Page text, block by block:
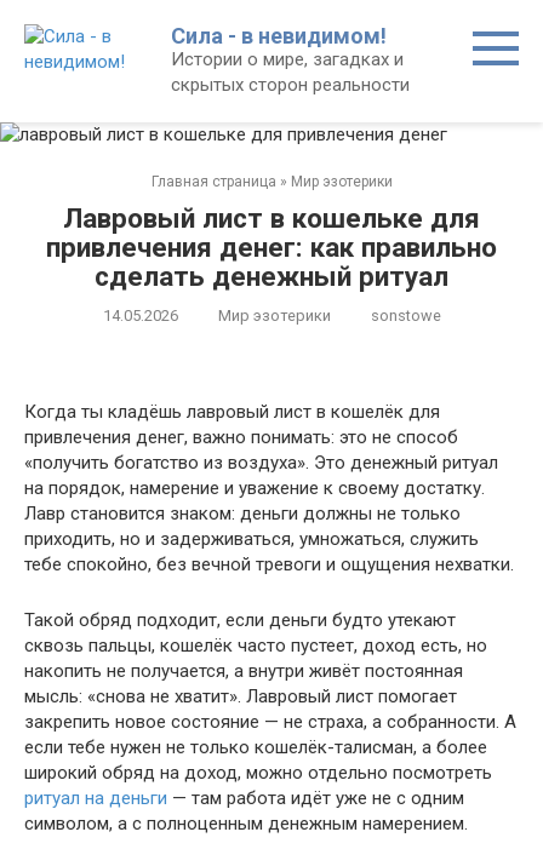
контенту
Сила - в невидимом!
Истории о мире, загадках и
скрытых сторон реальности
Главная страница » Мир эзотерики
Лавровый лист в кошельке для
привлечения денег: как правильно
сделать денежный ритуал
14.05.2026 Мир эзотерики sonstowe
Когда ты кладёшь лавровый лист в кошелёк для
привлечения денег, важно понимать: это не способ
«получить богатство из воздуха». Это денежный ритуал
на порядок, намерение и уважение к своему достатку.
Лавр становится знаком: деньги должны не только
приходить, но и задерживаться, умножаться, служить
тебе спокойно, без вечной тревоги и ощущения нехватки.
Такой обряд подходит, если деньги будто утекают
сквозь пальцы, кошелёк часто пустеет, доход есть, но
накопить не получается, а внутри живёт постоянная
мысль: «снова не хватит». Лавровый лист помогает
закрепить новое состояние — не страха, а собранности. А
если тебе нужен не только кошелёк-талисман, а более
широкий обряд на доход, можно отдельно посмотреть
ритуал на деньги — там работа идёт уже не с одним
символом, а с полноценным денежным намерением.